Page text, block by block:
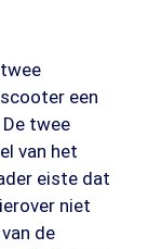
een
twee
van het
eiste dat
niet
de